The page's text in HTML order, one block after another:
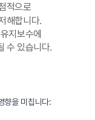
적으로
해합니다.
지보수에
수 있습니다.
향을 미칩니다: